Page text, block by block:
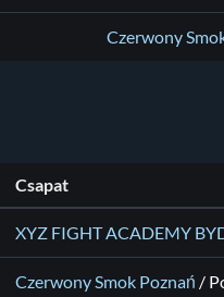
Czerwony
Csapat
XYZ FIGHT ACADEMY
Czerwony Smok Poznań /